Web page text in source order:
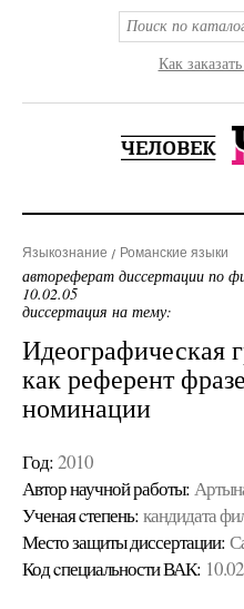
Как
Языкознание Романские языки
автореферат диссертации по
10.02.05
диссертация на тему:
Идеографическая
как референт
номинации
Год: 2010
Автор научной работы:
Ученая cтепень: кандидата
Место защиты диссертации:
Код cпециальности ВАК: